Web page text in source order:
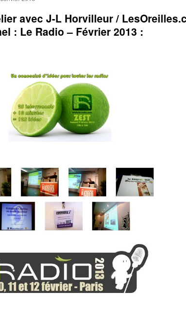
avec J-L Horvilleur /
: Le Radio – Février 2013 :